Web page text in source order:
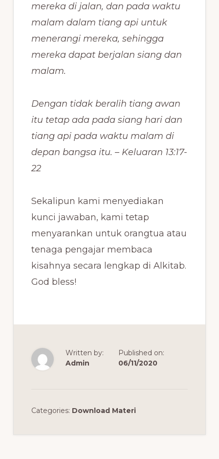
mereka di jalan, dan pada waktu
malam dalam tiang api untuk
menerangi mereka, sehingga
mereka dapat berjalan siang dan
malam.
Dengan tidak beralih tiang awan
itu tetap ada pada siang hari dan
tiang api pada waktu malam di
depan bangsa itu. – Keluaran 13:17-
22
Sekalipun kami menyediakan
kunci jawaban, kami tetap
menyarankan untuk orangtua atau
tenaga pengajar membaca
kisahnya secara lengkap di Alkitab.
God bless!
Written by:
Admin
Published on:
06/11/2020
Categories: Download Materi